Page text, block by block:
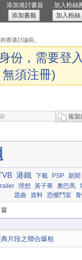
添加港討書簽
添加書籤
加入粉絲
加入粉絲
香港討論區。
份，需要登
須注冊)
複製
港鐵 下載 PSP
新聞
理想 黃子華 奧巴馬
題曲
資料 恐懼鬥室
篇
片段之聯合爆粗